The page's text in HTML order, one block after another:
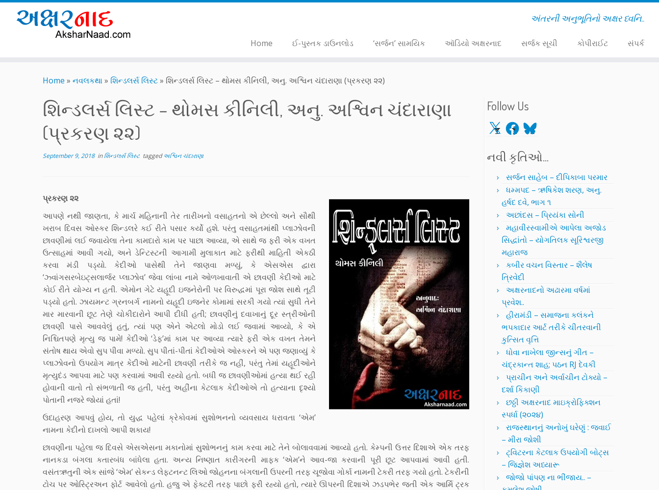
અંતરની અનુભૂતિનો અક્ષર ધ્વનિ..
Home ઈ-પુસ્તક ડાઉનલોડ ‘સર્જન’ સામયિક ઑડિયો અક્ષરનાદ સર્જક સૂચી કોપીરાઈટ સંપર્ક
Home » નવલકથા» શિન્ડલર્સ લિસ્ટ» શિન્ડલર્સ લિસ્ટ – થોમસ કીનિલી, અનુ. અશ્વિન ચંદારાણા (પ્રકરણ ૨૨)
શિન્ડલર્સ લિસ્ટ – થોમસ કીનિલી, અનુ. અશ્વિન ચંદારાણા
(પ્રકરણ ૨૨)
September 9, 2018inશિન્ડલર્સ લિસ્ટ taggedઅશ્વિન ચંદારાણા
પ્રકરણ ૨૨
આપણે નથી જાણતા, કે માર્ચ મહિનાની તેર તારીખનો વસાહતનો એ છેલ્લો અને સૌથી
ખરાબ દિવસ ઓસ્કર શિન્ડલરે કઈ રીતે પસાર કર્યો હશે. પરંતુ વસાહતમાંથી પ્લાઝોવની
છાવણીમાં લઈ જવાયેલા તેના કામદારો કામ પર પાછા આવ્યા, એ સાથે જ ફરી એક વખત
ઉત્સાહમાં આવી ગયો, અને ડેન્ટિસ્ટની આગામી મુલાકાત માટે ફરીથી માહિતી એકઠી
કરવા મંડી પડ્યો. કેદીઓ પાસેથી તેને જાણવા મળ્યું, કે એસએસ દ્વારા
‘ઝ્વાંગસરબેઇટ્સલાર્જર પ્લાઝોવ’ જેવા લાંબા નામે ઓળખાવાતી એ છાવણી કેદીઓ માટે
કોઈ રીતે યોગ્ય ન હતી. એમોન ગેટે યહૂદી ઇજનેરોની પર વિરુદ્ધમાં પૂરા જોશ સાથે તૂટી
પડ્યો હતો. ઝાયમન્ટ ગ્રનબર્ગ નામનો યહૂદી ઇજનેર કોમામાં સરકી ગયો ત્યાં સુધી તેને
માર મારવાની છૂટ તેણે ચોકીદારોને આપી દીધી હતી; છાવણીનું દવાખાનું દૂર સ્ત્રીઓની
છાવણી પાસે આવવેલું હતું, ત્યાં પણ એને એટલો મોડો લઈ જવામાં આવ્યો, કે એ
નિશ્ચિતપણે મૃત્યુ જ પામે! કેદીઓ ‘ડેફ’માં કામ પર આવ્યા ત્યારે ફરી એક વખત તેમને
સંતોષ થાય એવો સુપ પીવા મળ્યો. સુપ પીતાં-પીતાં કેદીઓએ ઓસ્કરને એ પણ જણાવ્યું કે
પ્લાઝોવનો ઉપયોગ માત્ર કેદીઓ માટેની છાવણી તરીકે જ નહીં, પરંતુ તેમાં યહૂદીઓને
મૃત્યુદંડ આપવા માટે પણ કરવામાં આવી રહ્યો હતો. બધી જ છાવણીઓમાં હત્યા થઈ રહી
હોવાની વાતો તો સંભળાતી જ હતી, પરંતુ અહીંના કેટલાક કેદીઓએ તો હત્યાના દૃશ્યો
પોતાની નજરે જોયાં હતાં!
ઉદાહરણ આપવું હોય, તો યુદ્ધ પહેલાં ક્રેકોવમાં સુશોભનનો વ્યવસાય ધરાવતા ‘એમ’
નામના કેદીનો દાખલો આપી શકાય!
છાવણીના પહેલા જ દિવસે એસએસના મકાનોમાં સુશોભનનું કામ કરવા માટે તેને બોલાવવામાં આવ્યો હતો. કેમ્પની ઉત્તર દિશાએ એક તરફ
નાનકડા બંગલા કતારબંધ બાંધેલા હતા. અન્ય નિષ્ણાત કારીગરની માફક ‘એમ’ને આવ-જા કરવાની પૂરી છૂટ આપવામાં આવી હતી.
વસંતઋતુની એક સાંજે ‘એમ’ સેકન્ડ લેફ્ટનન્ટ લિઓ જોહનના બંગલાની ઉપરની તરફ ચૂજોવા ગોર્કા નામની ટેકરી તરફ ગયો હતો. ટેકરીની
ટોચ પર ઓસ્ટ્રિઅન ફોર્ટ આવેલો હતો. હજુ એ ફેક્ટરી તરફ પાછો ફરી રહ્યો હતો, ત્યારે ઊપરની દિશાએ ઝડપભેર જતી એક આર્મિ ટ્રક
Follow Us
X Facebook
Bluesky
નવી કૃતિઓ…
સર્જન સાહેબ – દીપિકાબા પરમાર
ધમ્મપદ – ઋષિકેશ શરણ, અનુ.
હર્ષદ દવે, ભાગ ૧
અછાંદસ – પ્રિયંકા સોની
મહાવીરસ્વામીએ આપેલા અજોડ
સિદ્ધાંતો – યોગતિલક સૂરિશ્વરજી
મહારાજ
કબીર વચન વિસ્તાર – શૈલેષ
ત્રિવેદી
અક્ષરનાદનો અઢારમા વર્ષમાં
પ્રવેશ..
હીરામંડી – સમાજના કલંકને
ભપકાદાર આર્ટ તરીકે ચીતરવાની
કુત્સિત વૃત્તિ
ધોવા નાખેલા જીન્સનું ગીત –
ચંદ્રકાન્ત શાહ; પઠન RJ દેવકી
પ્રાચીન અને અર્વાચીન ટોક્યો –
દર્શા કિકાણી
છઠ્ઠી અક્ષરનાદ માઇક્રોફિક્શન
સ્પર્ધા (૨૦૨૪)
રાજસ્થાનનું અનોખું ઘરેણું : જવાઈ
– મીરા જોશી
ટ્વિટરના કેટલાક ઉપયોગી બોટ્સ
– જિજ્ઞેશ અધ્યારૂ
જોજો પાંપણ ના ભીંજાય.. –